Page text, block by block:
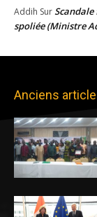
Addih SurScandale
spoliée (Ministre
Anciens